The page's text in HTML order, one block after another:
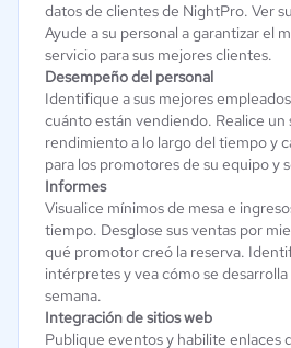
datos de clientes de NightPro. Ver
Ayude a su personal a garantizar el
servicio para sus mejores clientes.
Desempeño del personal
Identifique a sus mejores
cuánto están vendiendo. Realice
rendimiento a lo largo del tiempo y
para los promotores de su equipo y
Informes
Visualice mínimos de mesa e
tiempo. Desglose sus ventas por
qué promotor creó la reserva.
intérpretes y vea cómo se
semana.
Integración de sitios web
Publique eventos y habilite enlaces